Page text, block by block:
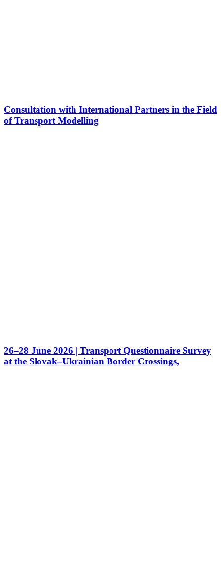
Consultation with International Partners in the Field
of Transport Modelling
26–28 June 2026 | Transport Questionnaire Survey
at the Slovak–Ukrainian Border Crossings,